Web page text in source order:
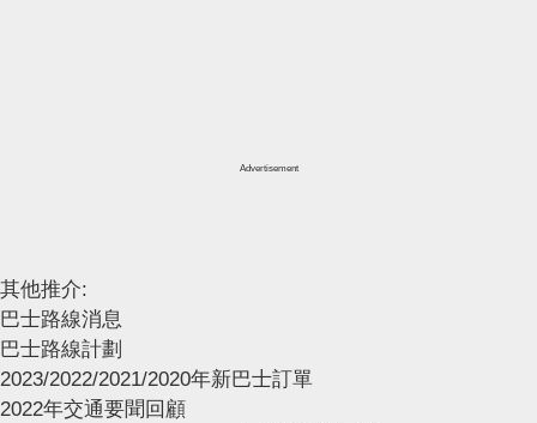
Advertisement
其他推介:
巴士路線消息
巴士路線計劃
2023/2022/2021/2020年新巴士訂單
2022年交通要聞回顧